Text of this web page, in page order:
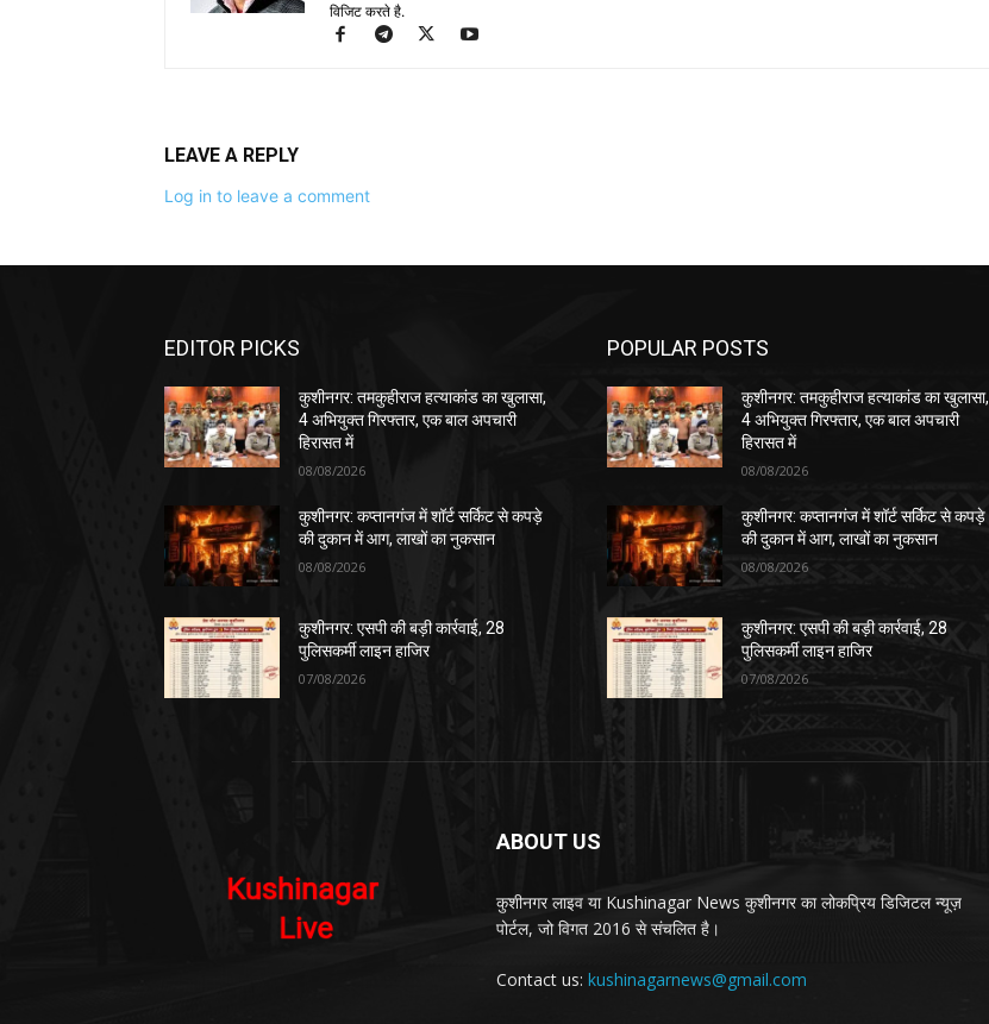
विजिट करते है.
LEAVE A REPLY
Log in to leave a comment
EDITOR PICKS
कुशीनगर: तमकुहीराज हत्याकांड का खुलासा,
4 अभियुक्त गिरफ्तार, एक बाल अपचारी
हिरासत में
08/08/2026
कुशीनगर: कप्तानगंज में शॉर्ट सर्किट से कपड़े
की दुकान में आग, लाखों का नुकसान
08/08/2026
कुशीनगर: एसपी की बड़ी कार्रवाई, 28
पुलिसकर्मी लाइन हाजिर
07/08/2026
POPULAR POSTS
कुशीनगर: तमकुहीराज हत्याकांड का खुलासा,
4 अभियुक्त गिरफ्तार, एक बाल अपचारी
हिरासत में
08/08/2026
कुशीनगर: कप्तानगंज में शॉर्ट सर्किट से कपड़े
की दुकान में आग, लाखों का नुकसान
08/08/2026
कुशीनगर: एसपी की बड़ी कार्रवाई, 28
पुलिसकर्मी लाइन हाजिर
07/08/2026
ABOUT US
कुशीनगर लाइव या Kushinagar News कुशीनगर का लोकप्रिय डिजिटल न्यूज़
पोर्टल, जो विगत 2016 से संचलित है।
Contact us: kushinagarnews@gmail.com